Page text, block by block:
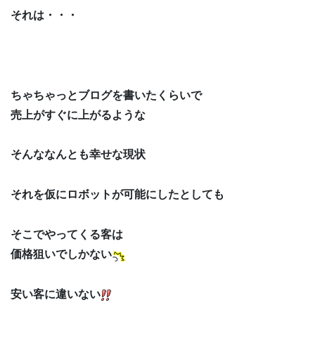
それは・・・
ちゃちゃっとブログを書いたくらいで
売上がすぐに上がるような
そんななんとも幸せな現状
それを仮にロボットが可能にしたとしても
そこでやってくる客は
価格狙いでしかない
安い客に違いない